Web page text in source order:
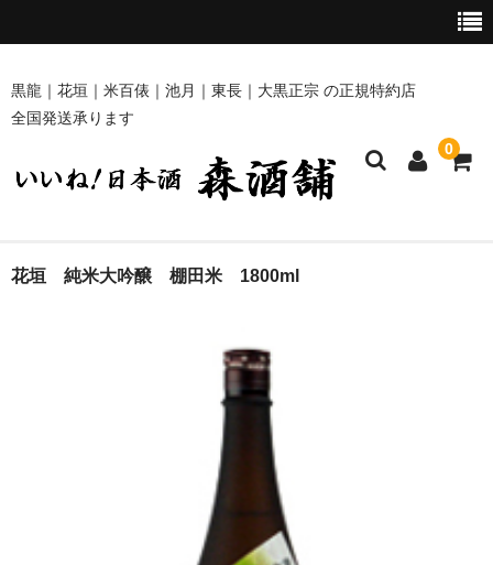
黒龍｜花垣｜米百俵｜池月｜東長｜大黒正宗 の正規特約店
全国発送承ります
0
ホーム
花垣 純米大吟醸 棚田米 1800ml